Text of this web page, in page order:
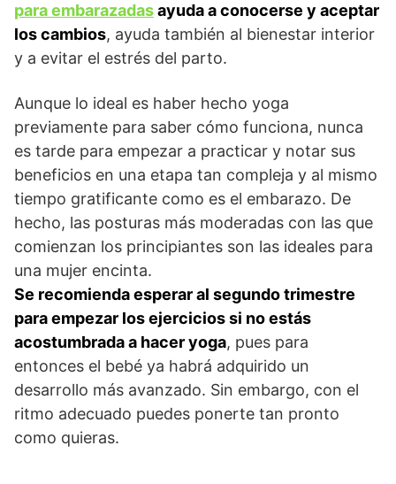
para embarazadasayuda a conocerse y aceptar
los cambios, ayuda también al bienestar interior
y a evitar el estrés del parto.
Aunque lo ideal es haber hecho yoga
previamente para saber cómo funciona, nunca
es tarde para empezar a practicar y notar sus
beneficios en una etapa tan compleja y al mismo
tiempo gratificante como es el embarazo. De
hecho, las posturas más moderadas con las que
comienzan los principiantes son las ideales para
una mujer encinta.
Se recomienda esperar al segundo trimestre
para empezar los ejercicios si no estás
acostumbrada a hacer yoga, pues para
entonces el bebé ya habrá adquirido un
desarrollo más avanzado. Sin embargo, con el
ritmo adecuado puedes ponerte tan pronto
como quieras.